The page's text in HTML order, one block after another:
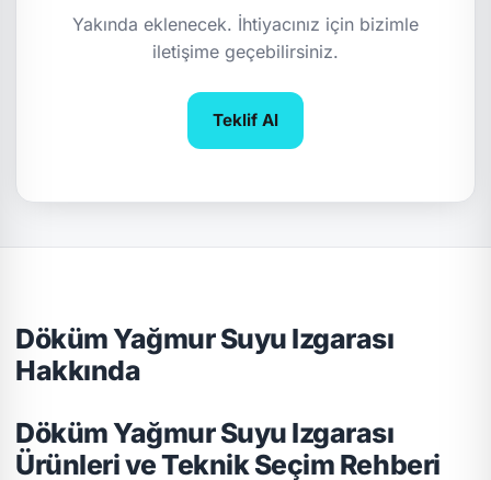
Yakında eklenecek. İhtiyacınız için bizimle
iletişime geçebilirsiniz.
Teklif Al
Döküm Yağmur Suyu Izgarası
Hakkında
Döküm Yağmur Suyu Izgarası
Ürünleri ve Teknik Seçim Rehberi